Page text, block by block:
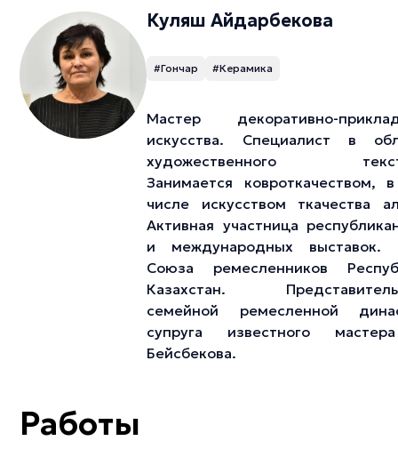
Куляш Айдарбекова
#Гончар #Керамика
Мастер декоративно-
искусства. Специалист в
художественного
Занимается ковроткачеством,
числе искусством ткачества
Активная участница
и международных выставок.
Союза ремесленников
Казахстан.
семейной ремесленной
супруга известного
Бейсбекова.
Работы